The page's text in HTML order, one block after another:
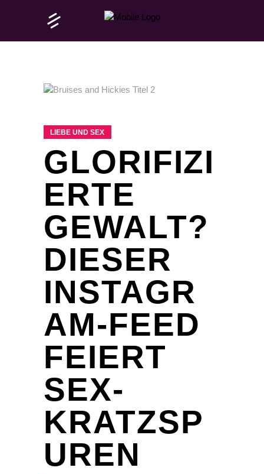
LIEBE UND SEX
GLORIFIZI
ERTE
GEWALT?
DIESER
INSTAGR
AM-FEED
FEIERT
SEX-
KRATZSP
UREN